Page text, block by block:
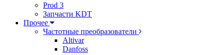
Prod 3
Запчасти KDT
Прочее
Частотные преобразователи
Altivar
Danfoss